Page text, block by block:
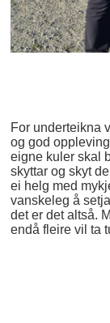
For underteikna
og god
eigne kuler skal
skyttar og skyt
ei helg med
vanskeleg å
det er det altså.
endå fleire vil ta